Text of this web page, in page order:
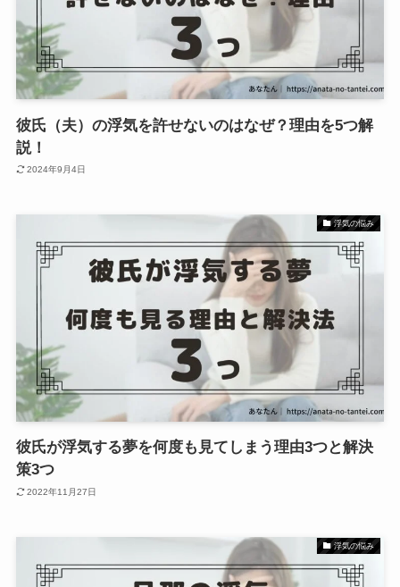
彼氏（夫）の浮気を許せないのはなぜ？理由を5つ解
説！
2024年9月4日
浮気の悩み
彼氏が浮気する夢を何度も見てしまう理由3つと解決
策3つ
2022年11月27日
浮気の悩み